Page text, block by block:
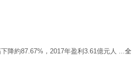
降約87.67%，2017年盈利3.61億元人 ...全